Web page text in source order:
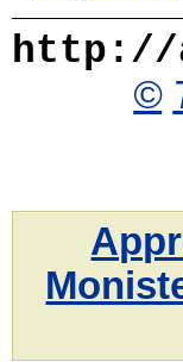
http://
©